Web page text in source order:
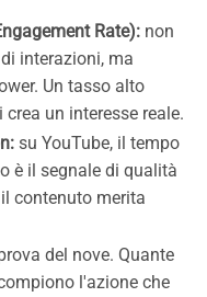
Rate): non
interazioni, ma
Un tasso alto
un interesse reale.
su YouTube, il tempo
è il segnale di qualità
contenuto merita
del nove. Quante
l'azione che